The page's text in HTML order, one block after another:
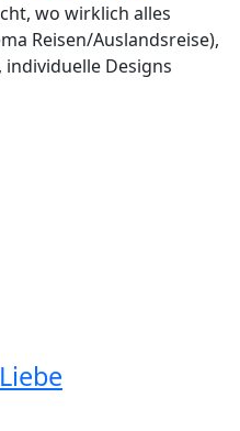
wo wirklich alles
Reisen/Auslandsreise),
Designs